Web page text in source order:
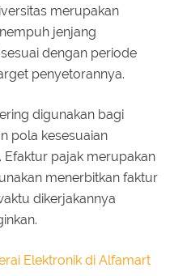
merupakan
jenjang
dengan periode
penyetorannya.
digunakan bagi
pola kesesuaian
Efaktur pajak merupakan
menerbitkan faktur
dikerjakannya
Elektronik di Alfamart